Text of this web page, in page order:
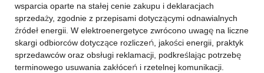
wsparcia oparte na stałej cenie zakupu i deklaracjach
sprzedaży, zgodnie z przepisami dotyczącymi odnawialnych
źródeł energii. W elektroenergetyce zwrócono uwagę na liczne
skargi odbiorców dotyczące rozliczeń, jakości energii, praktyk
sprzedawców oraz obsługi reklamacji, podkreślając potrzebę
terminowego usuwania zakłóceń i rzetelnej komunikacji.